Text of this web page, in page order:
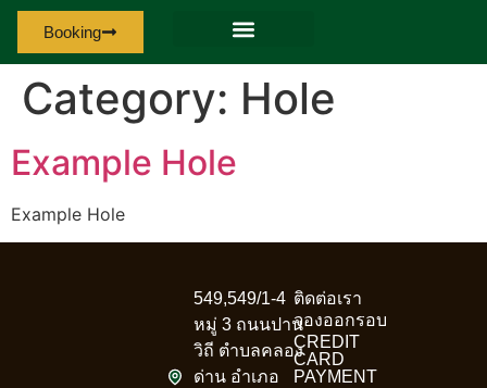
Booking
Category: Hole
Example Hole
Example Hole
549,549/1-4
หมู่ 3 ถนนปาน
วิถี ตำบลคลอง
ด่าน อำเภอ
ติดต่อเรา
จองออกรอบ
CREDIT
CARD
PAYMENT